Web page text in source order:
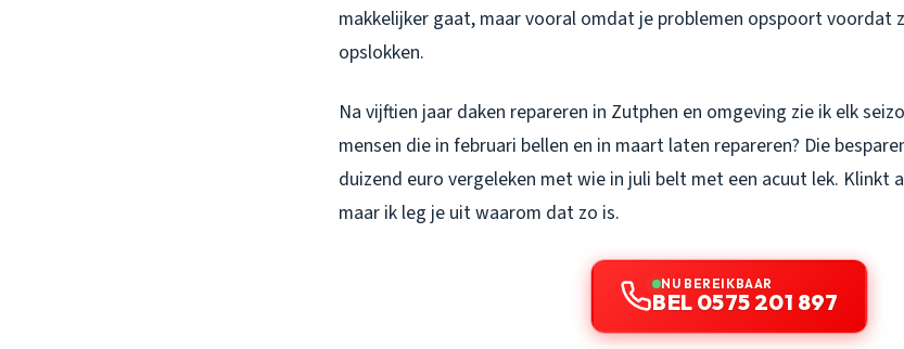
makkelijker gaat, maar vooral omdat je problemen opspoort voordat
opslokken.
Na vijftien jaar daken repareren in Zutphen en omgeving zie ik elk
mensen die in februari bellen en in maart laten repareren? Die
duizend euro vergeleken met wie in juli belt met een acuut lek. Klinkt
maar ik leg je uit waarom dat zo is.
NU BEREIKBAAR
BEL 0575 201 897